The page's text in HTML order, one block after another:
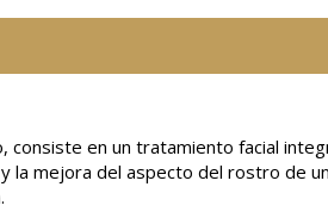
consiste en un tratamiento facial
la mejora del aspecto del rostro de